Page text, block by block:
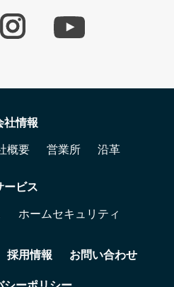
社情報
概要 営業所 沿革
ービス
ホームセキュリティ
採用情報 お問い合わせ